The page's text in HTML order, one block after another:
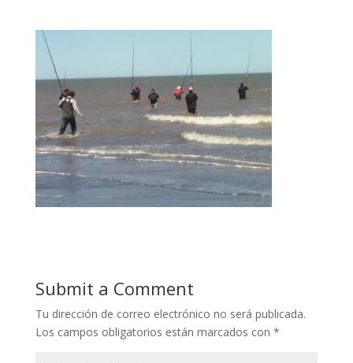
Submit a Comment
Tu dirección de correo electrónico no será publicada.
Los campos obligatorios están marcados con *